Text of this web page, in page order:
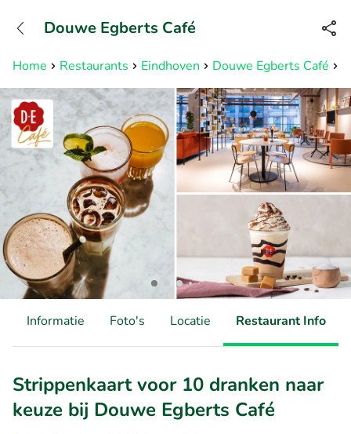
Bereikbaar tot 23:00 uur
Home Restaurants Eindhoven Douwe Egberts Café
Douwe Egberts Café
Informatie Foto's Locatie Restaurant Info
Strippenkaart voor 10 dranken naar
keuze bij Douwe Egberts Café